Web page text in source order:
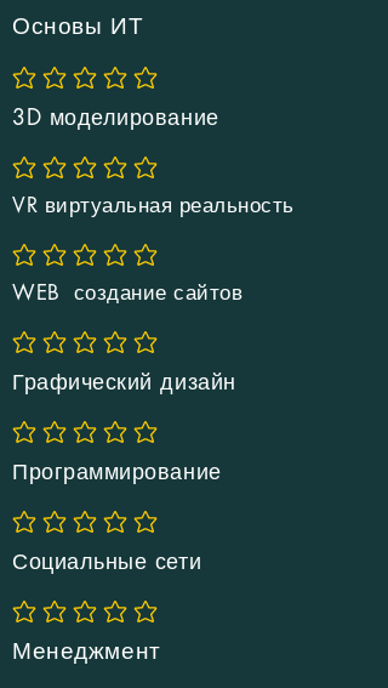
Основы ИТ
Еще нет оценок
3D моделирование
Еще нет оценок
VR виртуальная реальность
Еще нет оценок
WEB создание сайтов
Еще нет оценок
Графический дизайн
Еще нет оценок
Программирование
Еще нет оценок
Социальные сети
Еще нет оценок
Менеджмент